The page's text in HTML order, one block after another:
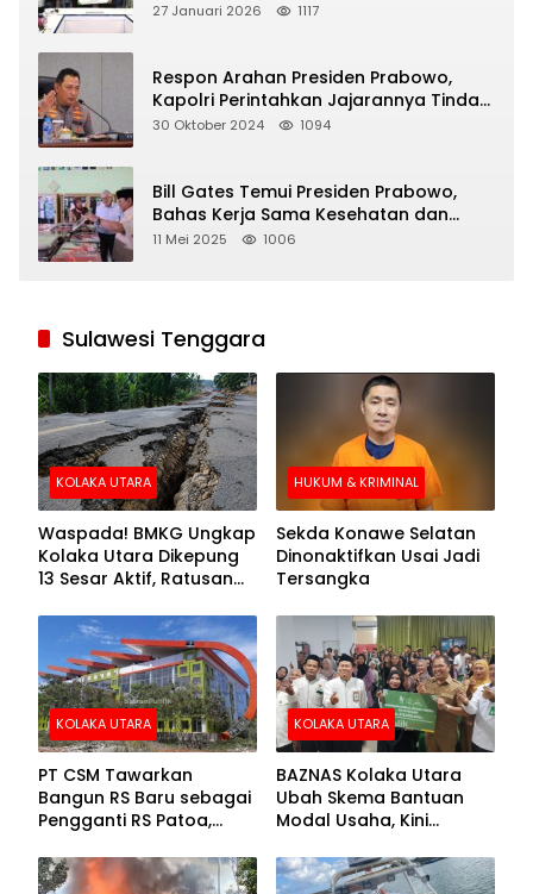
Korban Bencana di Sumatera
27 Januari 2026 1117
Respon Arahan Presiden Prabowo,
Kapolri Perintahkan Jajarannya Tindak
Tegas Pelaku Judi Online
30 Oktober 2024 1094
Bill Gates Temui Presiden Prabowo,
Bahas Kerja Sama Kesehatan dan
Program Makan Bergizi Gratis
11 Mei 2025 1006
Sulawesi Tenggara
KOLAKA UTARA
Waspada! BMKG Ungkap
Kolaka Utara Dikepung
13 Sesar Aktif, Ratusan
HUKUM & KRIMINAL
Sekda Konawe Selatan
Dinonaktifkan Usai Jadi
Tersangka
KOLAKA UTARA
PT CSM Tawarkan
Bangun RS Baru sebagai
Pengganti RS Patoa,
Kolut
KOLAKA UTARA
BAZNAS Kolaka Utara
Ubah Skema Bantuan
Modal Usaha, Kini
Barang Senilai Rp419,5
Juta